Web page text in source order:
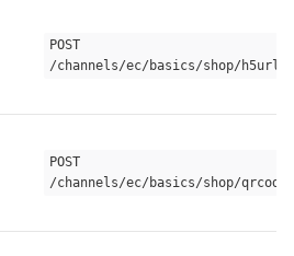
POST
/channels/ec/basics/shop/h5url/
POST
/channels/ec/basics/shop/